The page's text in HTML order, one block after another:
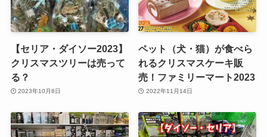
【セリア・ダイソー2023】
クリスマスツリーは売って
る？
2023年10月8日
ペット（犬・猫）が食べら
れるクリスマスケーキ販
売！ファミリーマート2023
2022年11月14日